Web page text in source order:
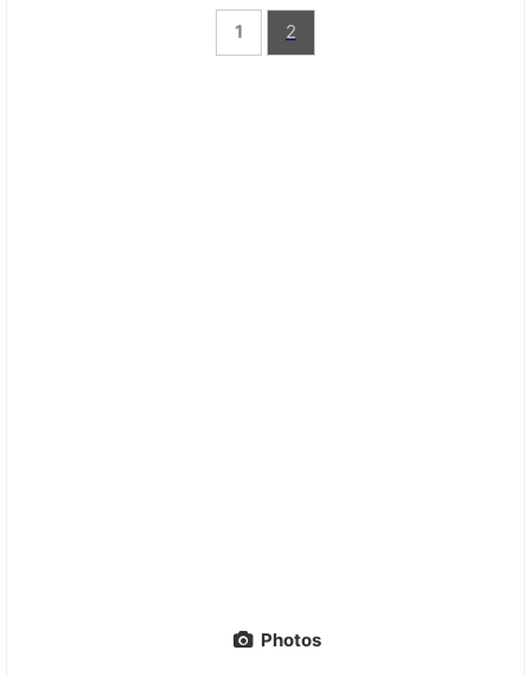
1 2
Photos